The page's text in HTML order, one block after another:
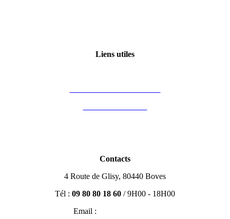
9 – Choisir son barème (B)
11 – Document d’information précontractuelle (DIP)
12 – Les différents mandats de vente (A)
Liens utiles
Contacts
4 Route de Glisy, 80440 Boves
Tél : 09 80 80 18 60 / 9H00 - 18H00
Email :